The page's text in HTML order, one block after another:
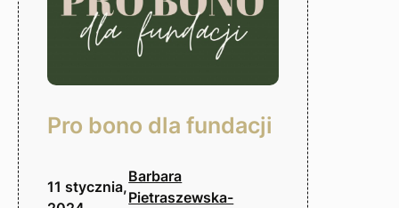
Pro bono dla fundacji
11 stycznia,
Barbara
Pietraszewska-